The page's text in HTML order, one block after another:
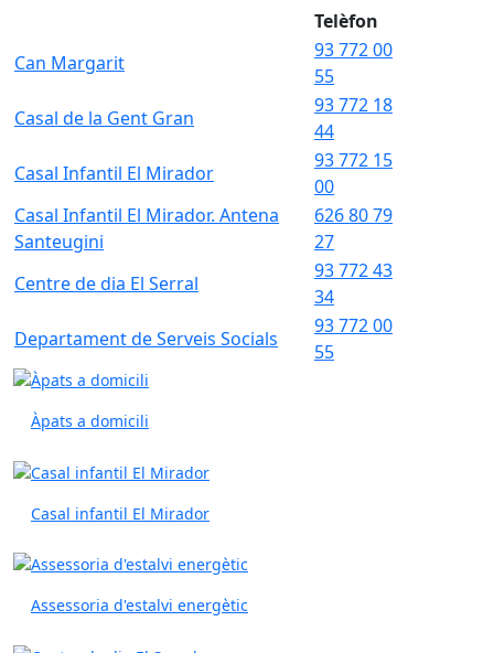
Telèfon
Can Margarit
93 772 00
55
Casal de la Gent Gran
93 772 18
44
Casal Infantil El Mirador
93 772 15
00
Casal Infantil El Mirador. Antena
Santeugini
626 80 79
27
Centre de dia El Serral
93 772 43
34
Departament de Serveis Socials
93 772 00
55
Àpats a domicili
Casal infantil El Mirador
Assessoria d'estalvi energètic